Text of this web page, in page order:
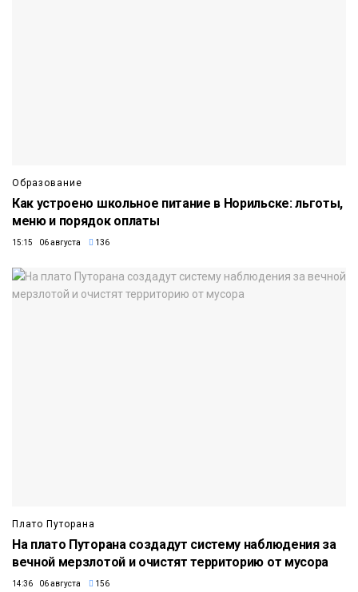
Образование
Как устроено школьное питание в Норильске: льготы,
меню и порядок оплаты
15:15 06 августа 136
Плато Путорана
На плато Путорана создадут систему наблюдения за
вечной мерзлотой и очистят территорию от мусора
14:36 06 августа 156